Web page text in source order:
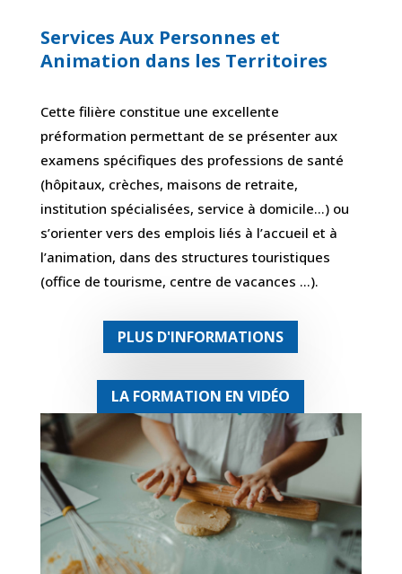
Services Aux Personnes et
Animation dans les Territoires
Cette filière constitue une excellente
préformation permettant de se présenter aux
examens spécifiques des professions de santé
(hôpitaux, crèches, maisons de retraite,
institution spécialisées, service à domicile…) ou
s’orienter vers des emplois liés à l’accueil et à
l’animation, dans des structures touristiques
(office de tourisme, centre de vacances …).
PLUS D'INFORMATIONS
LA FORMATION EN VIDÉO